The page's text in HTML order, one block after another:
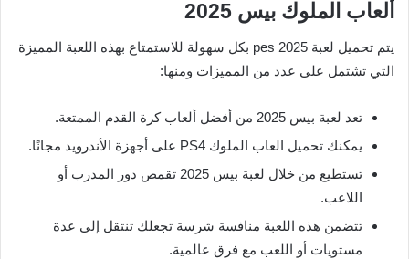
ألعاب الملوك بيس 2025
يتم تحميل لعبة pes 2025 بكل سهولة للاستمتاع بهذه اللعبة المميزة
التي تشتمل على عدد من المميزات ومنها:
تعد لعبة بيس 2025 من أفضل ألعاب كرة القدم الممتعة.
يمكنك تحميل العاب الملوك PS4 على أجهزة الأندرويد مجانًا.
تستطيع من خلال لعبة بيس 2025 تقمص دور المدرب أو
اللاعب.
تتضمن هذه اللعبة منافسة شرسة تجعلك تنتقل إلى عدة
مستويات أو اللعب مع فرق عالمية.